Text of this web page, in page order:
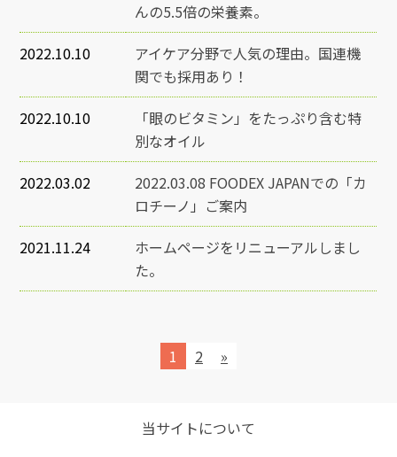
んの5.5倍の栄養素。
2022.10.10
アイケア分野で人気の理由。国連機
関でも採用あり！
2022.10.10
「眼のビタミン」をたっぷり含む特
別なオイル
2022.03.02
2022.03.08 FOODEX JAPANでの「カ
ロチーノ」ご案内
2021.11.24
ホームページをリニューアルしまし
た。
1 2 »
当サイトについて